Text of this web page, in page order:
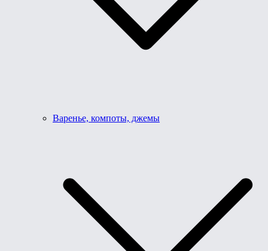
Варенье, компоты, джемы